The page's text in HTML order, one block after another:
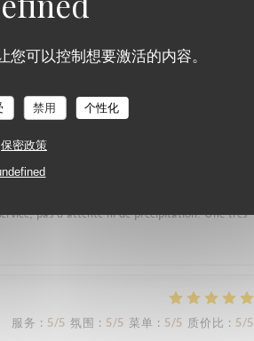
可以控制想要激活的内容。
禁用 个性化
保密政策
服务 : 5 /5 氛围
"coupole" est une excellente adresse.
服务:
pas d’attente ni de précipitation. Une très
服务 : 5/5 氛围 : 5/5 菜单 : 5/5 质价比 : 5/5